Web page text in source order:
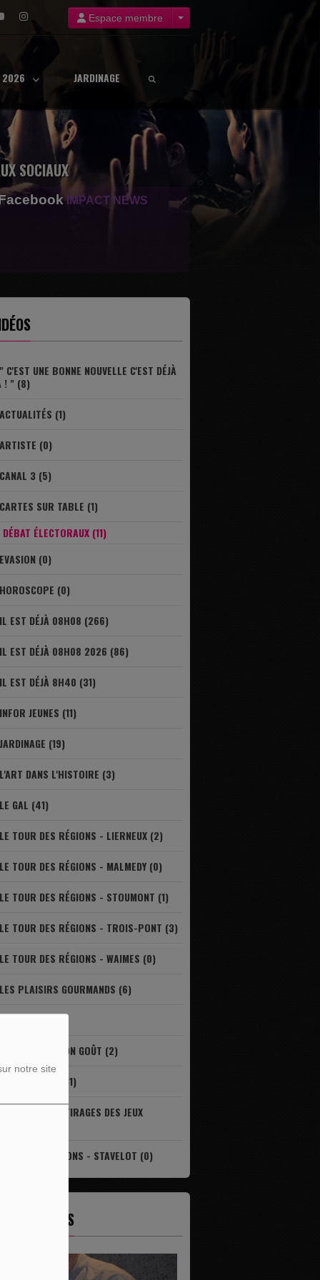
notre site
Espace membre
2026 JARDINAGE
SOCIAUX
IMPACT NEWS
" C'EST UNE BONNE NOUVELLE C'EST DÉJÀ
! " (8)
ACTUALITÉS (1)
ARTISTE (0)
CANAL 3 (5)
CARTES SUR TABLE (1)
DÉBAT ÉLECTORAUX (11)
EVASION (0)
HOROSCOPE (0)
IL EST DÉJÀ 08H08 (266)
IL EST DÉJÀ 08H08 2026 (86)
IL EST DÉJÀ 8H40 (31)
INFOR JEUNES (11)
JARDINAGE (19)
L'ART DANS L'HISTOIRE (3)
LE GAL (41)
LE TOUR DES RÉGIONS - LIERNEUX (2)
LE TOUR DES RÉGIONS - MALMEDY (0)
LE TOUR DES RÉGIONS - STOUMONT (1)
LE TOUR DES RÉGIONS - TROIS-PONT (3)
LE TOUR DES RÉGIONS - WAIMES (0)
LES PLAISIRS GOURMANDS (6)
LOCAL ET DE BON GOÛT (2)
REPORTAGES (31)
RÉSULTAT DES TIRAGES DES JEUX
TOUR DES RÉGIONS - STAVELOT (0)
LES ÉMISSIONS